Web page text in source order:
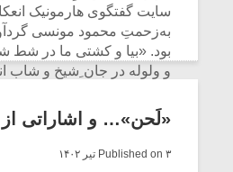
سایت گفتگوی هارمونیک
به‌زحمتِ محمود مونسی
بود. «بیا و کشتی ما در شط
و ولوله در جان ِشیخ و شاب
CONTINUE READING
«لَحن»… و اشاراتی از
Published on ۳ تیر ۱۴۰۲